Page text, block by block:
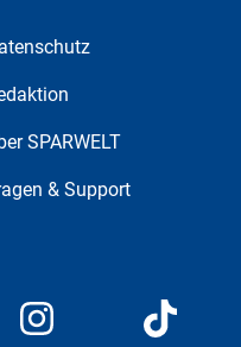
SPARWELT
& Support